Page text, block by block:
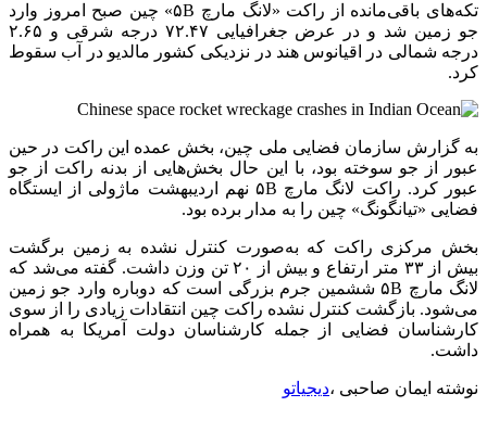
تکه‌های باقی‌مانده از راکت «لانگ مارچ ۵B» چین صبح امروز وارد
جو زمین شد و در عرض جغرافیایی ۷۲.۴۷ درجه شرقی و ۲.۶۵
درجه شمالی در اقیانوس هند در نزدیکی کشور مالدیو در آب سقوط
کرد.
به گزارش سازمان فضایی ملی چین، بخش عمده این راکت در حین
عبور از جو سوخته بود، با این حال بخش‌هایی از بدنه راکت از جو
عبور کرد. راکت لانگ مارچ ۵B نهم اردیبهشت ماژولی از ایستگاه
فضایی «تیانگونگ» چین را به مدار برده بود.
بخش مرکزی راکت که به‌صورت کنترل‌ نشده به زمین برگشت
بیش از ۳۳ متر ارتفاع و بیش از ۲۰ تن وزن داشت. گفته می‌شد که
لانگ مارچ ۵B ششمین جرم بزرگی است که دوباره وارد جو زمین
می‌شود. بازگشت کنترل‌ نشده راکت چین انتقادات زیادی را از سوی
کارشناسان فضایی از جمله کارشناسان دولت آمریکا به همراه
داشت.
نوشته ایمان صاحبی ،دیجیاتو